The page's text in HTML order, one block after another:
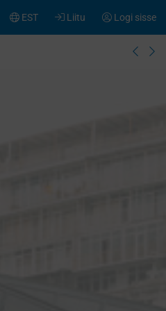
Logi sisse
Liitu
EST